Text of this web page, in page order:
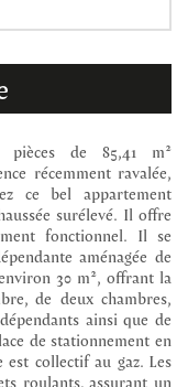
pièces de 85,41 m²
récemment ravalée,
ce bel appartement
surélevé. Il offre
fonctionnel. Il se
aménagée de
30 m², offrant la
de deux chambres,
ainsi que de
de stationnement en
est collectif au gaz. Les
roulants, assurant un